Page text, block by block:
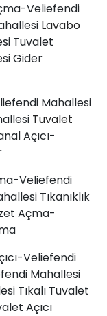
Veliefendi
Lavabo
Tuvalet
Gider
Mahallesi
Tuvalet
Açıcı-
Veliefendi
Tıkanıklık
Açma-
Veliefendi
Mahallesi
Tıkalı Tuvalet
Açıcı